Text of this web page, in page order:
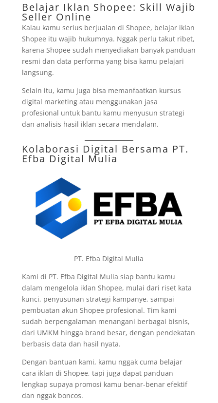
Belajar Iklan Shopee: Skill Wajib
Seller Online
Kalau kamu serius berjualan di Shopee, belajar iklan
Shopee itu wajib hukumnya. Nggak perlu takut ribet,
karena Shopee sudah menyediakan banyak panduan
resmi dan data performa yang bisa kamu pelajari
langsung.
Selain itu, kamu juga bisa memanfaatkan kursus
digital marketing atau menggunakan jasa
profesional untuk bantu kamu menyusun strategi
dan analisis hasil iklan secara mendalam.
Kolaborasi Digital Bersama PT.
Efba Digital Mulia
PT. Efba Digital Mulia
Kami di PT. Efba Digital Mulia siap bantu kamu
dalam mengelola iklan Shopee, mulai dari riset kata
kunci, penyusunan strategi kampanye, sampai
pembuatan akun Shopee profesional. Tim kami
sudah berpengalaman menangani berbagai bisnis,
dari UMKM hingga brand besar, dengan pendekatan
berbasis data dan hasil nyata.
Dengan bantuan kami, kamu nggak cuma belajar
cara iklan di Shopee, tapi juga dapat panduan
lengkap supaya promosi kamu benar-benar efektif
dan nggak boncos.